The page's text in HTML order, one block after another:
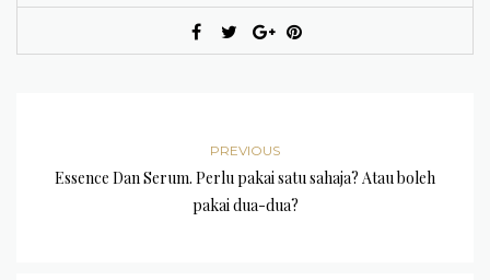
PREVIOUS
Essence Dan Serum. Perlu pakai satu sahaja? Atau boleh
pakai dua-dua?